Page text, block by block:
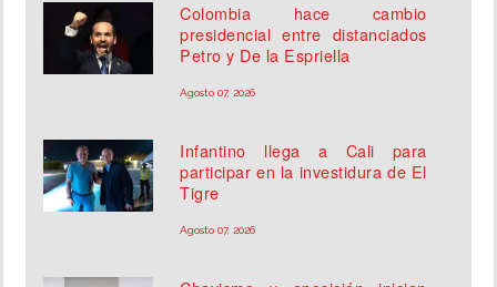
Colombia hace cambio
presidencial entre distanciados
Petro y De la Espriella
Agosto 07, 2026
Infantino llega a Cali para
participar en la investidura de El
Tigre
Agosto 07, 2026